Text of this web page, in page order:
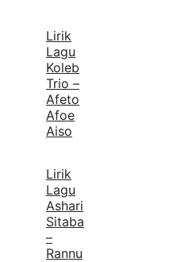
Lirik
Lagu
Koleb
Trio –
Afeto
Afoe
Aiso
Lirik
Lagu
Ashari
Sitaba
–
Rannu